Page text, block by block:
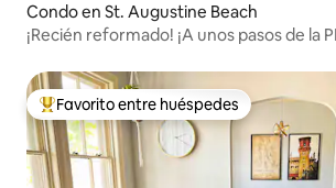
Condo en St. Augustine Beach
¡Recién reformado! ¡A unos pasos de la
Favorito entre huéspedes preferido
Favorito entre huéspedes